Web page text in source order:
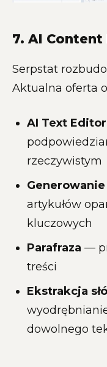
7. AI
Serpstat
Aktualna oferta
AI Text Editor
rzeczywistym
artykułów
kluczowych
Parafraza —
treści
Ekstrakcja
dowolnego